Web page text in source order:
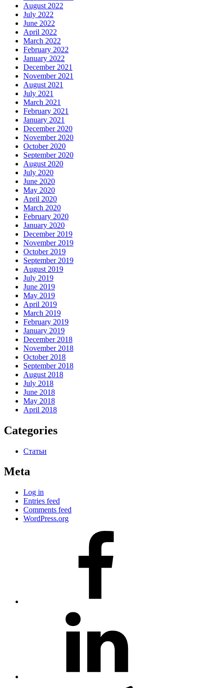
August 2022
July 2022
June 2022
April 2022
March 2022
February 2022
January 2022
December 2021
November 2021
August 2021
July 2021
March 2021
February 2021
January 2021
December 2020
November 2020
October 2020
September 2020
August 2020
July 2020
June 2020
May 2020
April 2020
March 2020
February 2020
January 2020
December 2019
November 2019
October 2019
September 2019
August 2019
July 2019
June 2019
May 2019
April 2019
March 2019
February 2019
January 2019
December 2018
November 2018
October 2018
September 2018
August 2018
July 2018
June 2018
May 2018
April 2018
Categories
Статьи
Meta
Log in
Entries feed
Comments feed
WordPress.org